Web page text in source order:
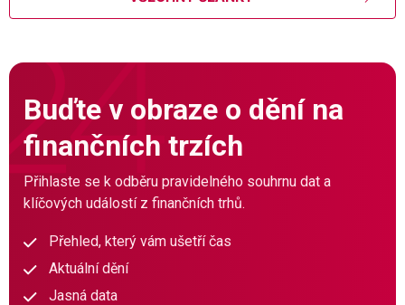
Buďte v obraze o dění na
finančních trzích
Přihlaste se k odběru pravidelného souhrnu dat a
klíčových událostí z finančních trhů.
Přehled, který vám ušetří čas
Aktuální dění
Jasná data